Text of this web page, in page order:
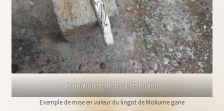
Formation des trous après torsion
Exemple de mise en valeur du lingot de Mokume gane